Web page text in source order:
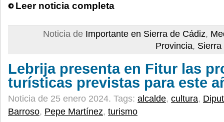
Leer noticia completa
Noticia de Importante en Sierra de Cádiz,
Provincia, Sierra
Lebrija presenta en Fitur las
turísticas previstas para este
Noticia de 25 enero 2024. Tags: alcalde, cultura,
Barroso, Pepe Martínez, turismo